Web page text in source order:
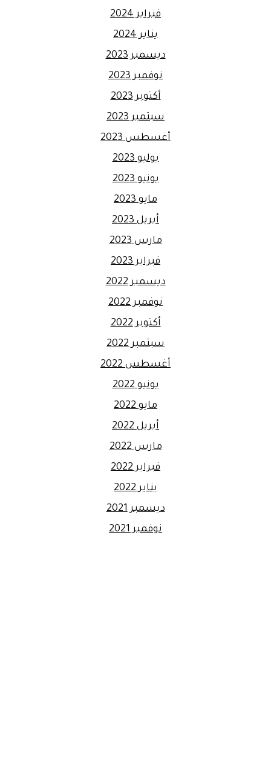
فبراير 2024
يناير 2024
ديسمبر 2023
نوفمبر 2023
أكتوبر 2023
سبتمبر 2023
أغسطس 2023
يوليو 2023
يونيو 2023
مايو 2023
أبريل 2023
مارس 2023
فبراير 2023
ديسمبر 2022
نوفمبر 2022
أكتوبر 2022
سبتمبر 2022
أغسطس 2022
يونيو 2022
مايو 2022
أبريل 2022
مارس 2022
فبراير 2022
يناير 2022
ديسمبر 2021
نوفمبر 2021